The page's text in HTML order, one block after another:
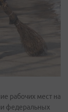
рабочих мест на
федеральных